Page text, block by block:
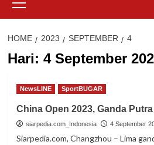
Menu
HOME 2023 SEPTEMBER 4
Hari: 4 September
NewsLINE SportBUGAR
China Open 2023, Ganda
siarpedia.com_Indonesia 4 September
Siarpedia.com, Changzhou – Lima